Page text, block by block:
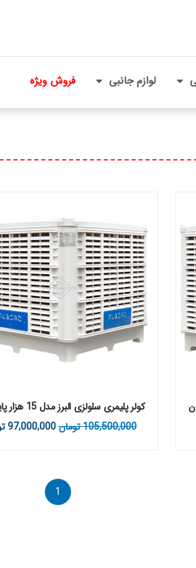
لوازم جانبی فروش ویژه
کولر پلیمری سلولزی البرز مدل 15 هزار پایین زن
105,500,000تومان97,000,000
1